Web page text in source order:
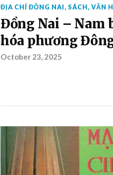
ĐỊA CHÍ ĐỒNG NAI, SÁCH, VĂN
Đồng Nai – Nam
hóa phương
October 23, 2025